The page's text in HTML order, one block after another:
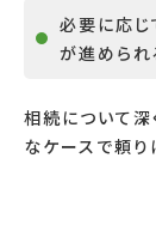
必要に応じ
が進められ
相続について深
なケースで頼り